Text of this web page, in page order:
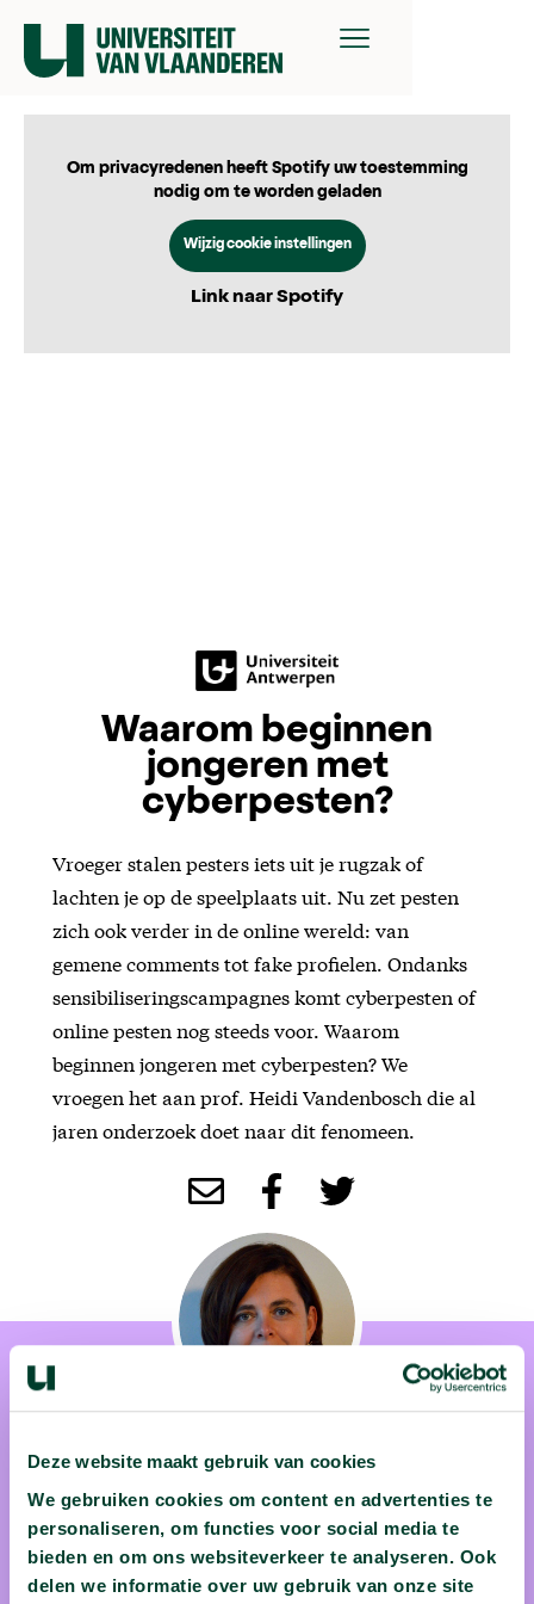
Deze website maakt gebruik van cookies
We gebruiken cookies om content en advertenties te
personaliseren, om functies voor social media te
bieden en om ons websiteverkeer te analyseren. Ook
delen we informatie over uw gebruik van onze site
Om privacyredenen heeft Spotify uw toestemming
nodig om te worden geladen
Wijzig cookie instellingen
Link naar Spotify
Waarom beginnen
jongeren met
cyberpesten?
Vroeger stalen pesters iets uit je rugzak of
lachten je op de speelplaats uit. Nu zet pesten
zich ook verder in de online wereld: van
gemene comments tot fake profielen. Ondanks
sensibiliseringscampagnes komt cyberpesten of
online pesten nog steeds voor. Waarom
beginnen jongeren met cyberpesten? We
vroegen het aan prof. Heidi Vandenbosch die al
jaren onderzoek doet naar dit fenomeen.
prof. dr. Heidi Vandebosch
Voor prof. dr. Heidi Vandebosch is wetenschap zowel een
noodzaak als een luxe. Een noodzaak om grote
maatschappelijke problemen aan te pakken, een luxe voor